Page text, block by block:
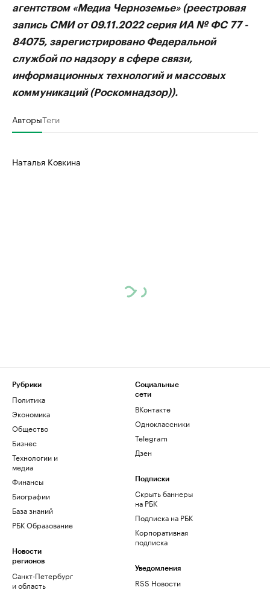
агентством «Медиа Черноземье» (реестровая
запись СМИ от 09.11.2022 серия ИА № ФС 77 -
84075, зарегистрировано Федеральной
службой по надзору в сфере связи,
информационных технологий и массовых
коммуникаций (Роскомнадзор)).
АвторыТеги
Наталья Ковкина
Рубрики
Политика
Экономика
Общество
Бизнес
Технологии и
медиа
Финансы
Биографии
База знаний
РБК Образование
Новости
регионов
Санкт-Петербург
и область
Социальные
сети
ВКонтакте
Одноклассники
Telegram
Дзен
Подписки
Скрыть баннеры
на РБК
Подписка на РБК
Корпоративная
подписка
Уведомления
RSS Новости